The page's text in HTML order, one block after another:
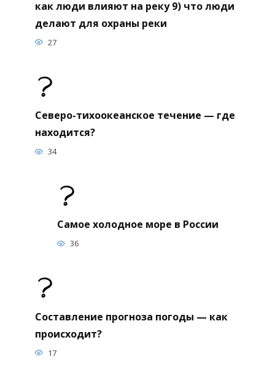
как люди влияют на реку 9) что люди
делают для охраны реки
27
Северо-тихоокеанское течение — где
находится?
34
Самое холодное море в России
36
Составление прогноза погоды — как
происходит?
17